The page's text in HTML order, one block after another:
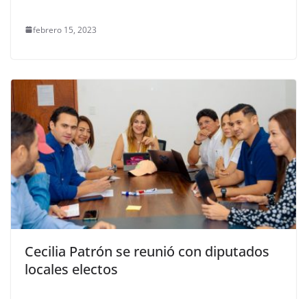
febrero 15, 2023
Cecilia Patrón se reunió con diputados
locales electos